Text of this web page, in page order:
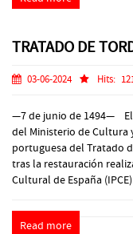
TRATADO DE
03-06-2024 Hits:
—7 de junio de 1494— El
del Ministerio de Cultura
portuguesa del Tratado
tras la restauración
Cultural de España
Read more